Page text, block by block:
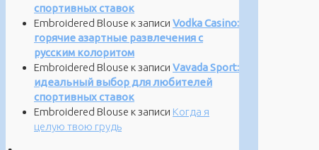
спортивных ставок
Embroidered Blouse к записи Vodka Casino:
горячие азартные развлечения с
русским колоритом
Embroidered Blouse к записи Vavada Sport:
идеальный выбор для любителей
спортивных ставок
Embroidered Blouse к записи Когда я
целую твою грудь